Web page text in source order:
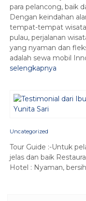
para pelancong, baik
Dengan keindahan
tempat-tempat
pulau, perjalanan
yang nyaman dan
adalah sewa mobil
selengkapnya
Uncategorized
Tour Guide :-Untuk
jelas dan baik
Hotel : Nyaman,